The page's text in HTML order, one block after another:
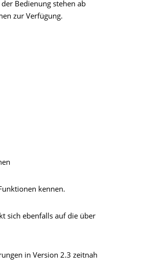
Bedienung stehen ab
zur Verfügung.
kennen.
sich ebenfalls auf die über
in Version 2.3 zeitnah